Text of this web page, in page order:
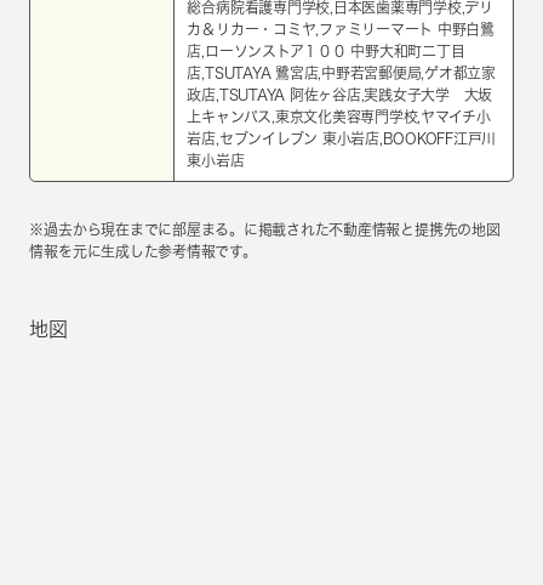
総合病院看護専門学校,日本医歯薬専門学校,デリ
カ＆リカー・コミヤ,ファミリーマート 中野白鷺
店,ローソンストア１００ 中野大和町二丁目
店,TSUTAYA 鷺宮店,中野若宮郵便局,ゲオ都立家
政店,TSUTAYA 阿佐ヶ谷店,実践女子大学 大坂
上キャンパス,東京文化美容専門学校,ヤマイチ小
岩店,セブンイレブン 東小岩店,BOOKOFF江戸川
東小岩店
※過去から現在までに部屋まる。に掲載された不動産情報と提携先の地図
情報を元に生成した参考情報です。
地図